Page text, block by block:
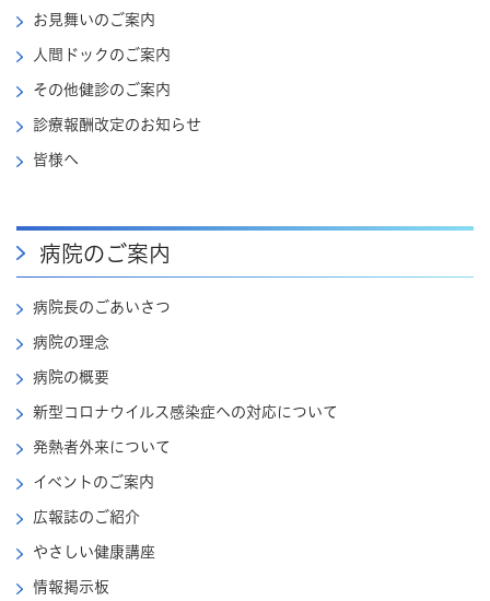
お見舞いのご案内
人間ドックのご案内
その他健診のご案内
診療報酬改定のお知らせ
皆様へ
病院のご案内
病院長のごあいさつ
病院の理念
病院の概要
新型コロナウイルス感染症への対応について
発熱者外来について
イベントのご案内
広報誌のご紹介
やさしい健康講座
情報掲示板